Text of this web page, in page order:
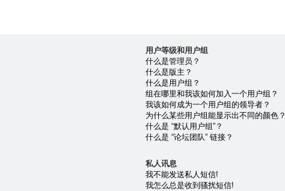
用户等级和用户组
什么是管理员？
什么是版主？
什么是用户组？
组在哪里和我该如何加入一个用户组？
我该如何成为一个用户组的领导者？
为什么某些用户组能显示出不同的颜色？
什么是 “默认用户组”？
什么是 “论坛团队” 链接？
私人讯息
我不能发送私人短信!
我怎么总是收到骚扰短信!